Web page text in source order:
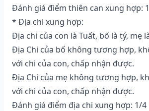
Đánh giá điểm thiên can xung hợp:
* Địa chi xung hợp:
Địa chi của con là Tuất, bố là tý, mẹ
Địa Chi của bố không tương hợp,
với chi của con, chấp nhận được.
Địa Chi của mẹ không tương hợp,
với chi của con, chấp nhận được.
Đánh giá điểm địa chi xung hợp: 1/4